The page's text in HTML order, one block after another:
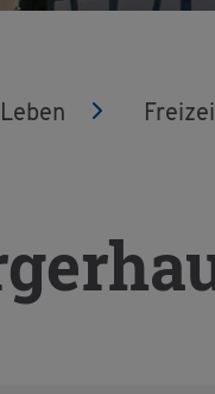
Leben